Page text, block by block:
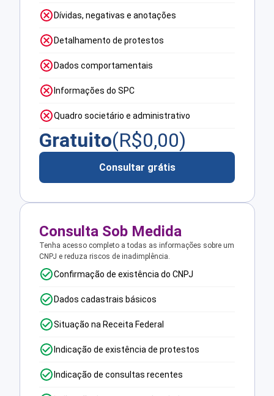
Dívidas, negativas e anotações
Detalhamento de protestos
Dados comportamentais
Informações do SPC
Quadro societário e administrativo
Gratuito(R$0,00)
Consultar grátis
Consulta Sob Medida
Tenha acesso completo a todas as informações sobre um
CNPJ e reduza riscos de inadimplência.
Confirmação de existência do CNPJ
Dados cadastrais básicos
Situação na Receita Federal
Indicação de existência de protestos
Indicação de consultas recentes